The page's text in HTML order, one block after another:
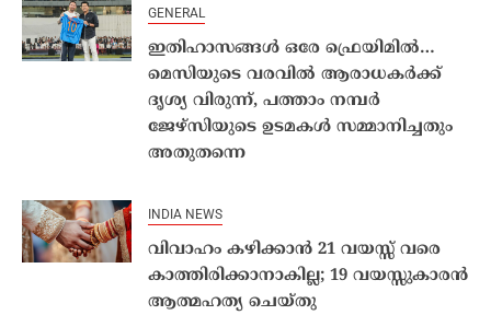
GENERAL
ഇതിഹാസങ്ങൾ ഒരേ ഫ്രെയിമിൽ…
മെസിയുടെ വരവിൽ ആരാധകർക്ക്
ദൃശ്യ വിരുന്ന്, പത്താം നമ്പർ
ജേഴ്സിയുടെ ഉടമകൾ സമ്മാനിച്ചതും
അതുതന്നെ
INDIA NEWS
വിവാഹം കഴിക്കാൻ 21 വയസ്സ് വരെ
കാത്തിരിക്കാനാകില്ല; 19 വയസ്സുകാരൻ
ആത്മഹത്യ ചെയ്തു